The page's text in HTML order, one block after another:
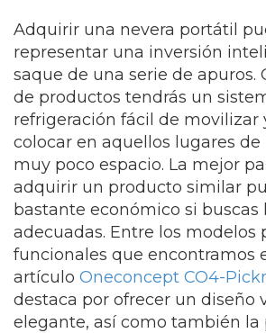
Adquirir una nevera portátil
representar una inversión
saque de una serie de apuros.
de productos tendrás un
refrigeración fácil de movilizar
colocar en aquellos lugares de
muy poco espacio. La mejor
adquirir un producto similar
bastante económico si buscas
adecuadas. Entre los modelos
funcionales que encontramos
artículo Oneconcept CO4-
destaca por ofrecer un diseño
elegante, así como también la